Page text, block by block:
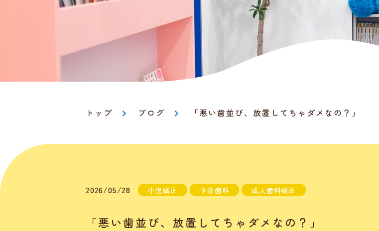
トップ ブログ 「悪い歯並び、放置してちゃダメなの？」
2026/05/28 小児矯正 予防歯科 成人歯科矯正
「悪い歯並び、放置してちゃダメなの？」